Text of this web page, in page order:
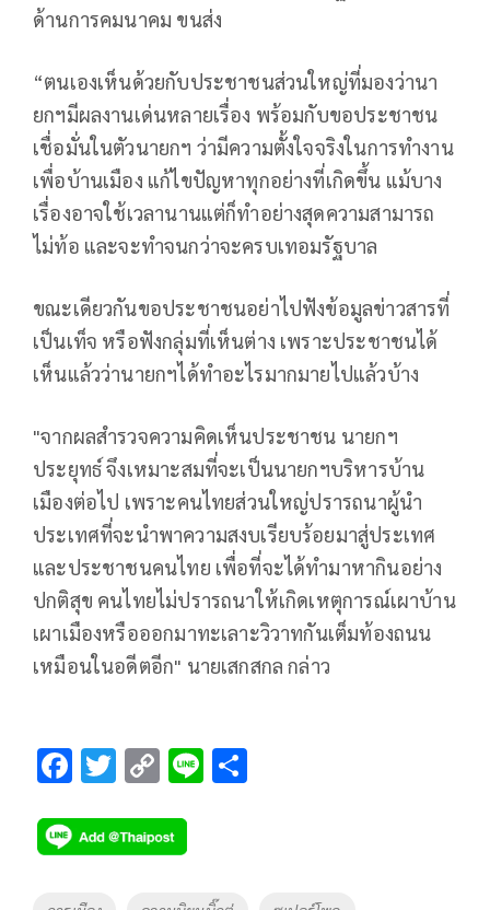
ด้านการคมนาคม ขนส่ง
“ตนเองเห็นด้วยกับประชาชนส่วนใหญ่ที่มองว่านา
ยกฯมีผลงานเด่นหลายเรื่อง พร้อมกับขอประชาชน
เชื่อมั่นในตัวนายกฯ ว่ามีความตั้งใจจริงในการทำงาน
เพื่อบ้านเมือง แก้ไขปัญหาทุกอย่างที่เกิดขึ้น แม้บาง
เรื่องอาจใช้เวลานานแต่ก็ทำอย่างสุดความสามารถ
ไม่ท้อ และจะทำจนกว่าจะครบเทอมรัฐบาล
ขณะเดียวกันขอประชาชนอย่าไปฟังข้อมูลข่าวสารที่
เป็นเท็จ หรือฟังกลุ่มที่เห็นต่าง เพราะประชาชนได้
เห็นแล้วว่านายกฯได้ทำอะไรมากมายไปแล้วบ้าง
"จากผลสำรวจความคิดเห็นประชาชน นายกฯ
ประยุทธ์ จึงเหมาะสมที่จะเป็นนายกฯบริหารบ้าน
เมืองต่อไป เพราะคนไทยส่วนใหญ่ปรารถนาผู้นำ
ประเทศที่จะนำพาความสงบเรียบร้อยมาสู่ประเทศ
และประชาชนคนไทย เพื่อที่จะได้ทำมาหากินอย่าง
ปกติสุข คนไทยไม่ปรารถนาให้เกิดเหตุการณ์เผาบ้าน
เผาเมืองหรือออกมาทะเลาะวิวาทกันเต็มท้องถนน
เหมือนในอดีตอีก" นายเสกสกล กล่าว
F
e
b
T
tt
er
C
p
y
Li